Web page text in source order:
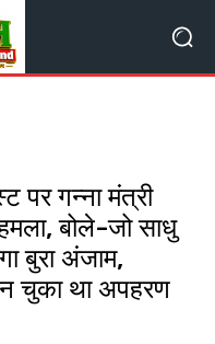
पर गन्ना मंत्री
बोले-जो साधु
बुरा अंजाम,
चुका था अपहरण